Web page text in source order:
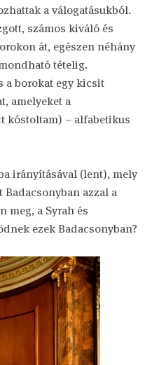
a válogatásukból.
számos kiváló és
át, egészen néhány
tételig.
a borokat egy kicsit
amelyeket a
kóstoltam) – alfabetikus
irányításával (lent), mely
azzal a
meg, a Syrah és
ezek Badacsonyban?